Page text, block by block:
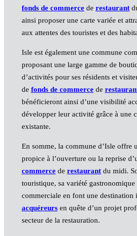
fonds de commercede restaurant
ainsi proposer une carte variée et
aux attentes des touristes et des
Isle est également une commune
proposant une large gamme de
d’activités pour ses résidents et
de fonds de commercede
bénéficieront ainsi d’une visibilité
développer leur activité grâce à une
existante.
En somme, la commune d’Isle offre
propice à l’ouverture ou la reprise
commercede restaurantdu midi.
touristique, sa variété gastronomique
commerciale en font une destination
acquéreursen quête d’un projet
secteur de la restauration.